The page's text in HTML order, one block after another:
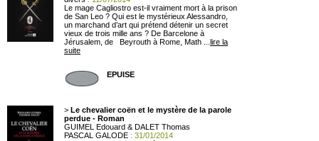
Le mage Cagliostro est-il vraiment mort à la prison
de San Leo ? Qui est le mystérieux Alessandro,
un marchand d’art qui prétend détenir un secret
vieux de trois mille ans ? De Barcelone à
Jérusalem, de Beyrouth à Rome, Math ... lire la
suite
EPUISE
> Le chevalier coën et le mystère de la parole
perdue - Roman
GUIMEL Edouard & DALET Thomas
PASCAL GALODE : 31/01/2014